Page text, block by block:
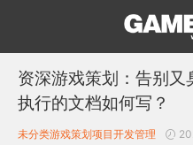
资深游戏策划：告别
执行的文档如何写？
未分类游戏策划项目开发管理